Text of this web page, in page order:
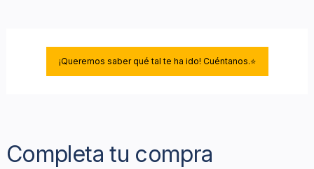
¡Queremos saber qué tal te ha ido! Cuéntanos.⭐
Completa tu compra